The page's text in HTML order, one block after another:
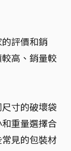
評價和銷
高、銷量較
寸的破壞袋
重量選擇合
見的包裝材